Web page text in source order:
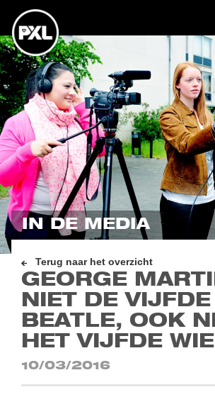
IN DE MEDIA
Terug naar het overzicht
GEORGE
NIET DE VIJFDE
BEATLE, OOK
HET VIJFDE
10/03/2016